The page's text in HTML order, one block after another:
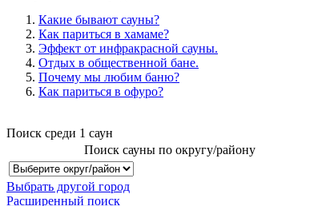
Какие бывают сауны?
Как париться в хамаме?
Эффект от инфракрасной сауны.
Отдых в общественной бане.
Почему мы любим баню?
Как париться в офуро?
Поиск среди 1 саун
Поиск сауны по округу/району
Выбрать другой город
Расширенный поиск